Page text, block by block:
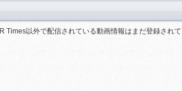
IR Times以外で配信されている動画情報はまだ登録され